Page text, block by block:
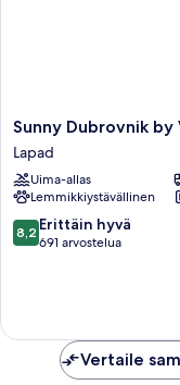
Sunny
Dubrovnik
by
Valamar
-
All
Inclusive
Sunny Dubrovnik by
Lapad
Uima-allas
Lemmikkiystävällinen
8.2
kautta
arvostelua
8,2 Erittäin hyvä
691 arvostelua
Vertaile